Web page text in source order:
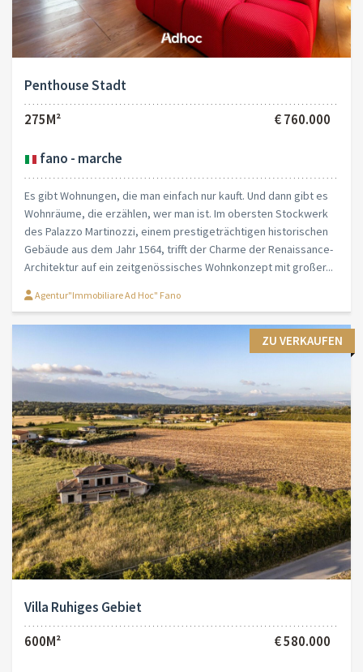
Penthouse Stadt
275M²
€ 760.000
fano - marche
Es gibt Wohnungen, die man einfach nur kauft. Und dann gibt es
Wohnräume, die erzählen, wer man ist. Im obersten Stockwerk
des Palazzo Martinozzi, einem prestigeträchtigen historischen
Gebäude aus dem Jahr 1564, trifft der Charme der Renaissance-
Architektur auf ein zeitgenössisches Wohnkonzept mit großer...
Agentur"Immobiliare Ad Hoc" Fano
ZU VERKAUFEN
Villa Ruhiges Gebiet
600M²
€ 580.000